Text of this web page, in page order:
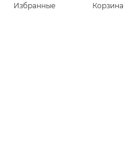
г. Кострома, ул.
Избранные Корзина